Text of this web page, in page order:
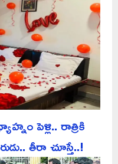
పెళ్లి.. రాత్రికి
తీరా చూస్తే..!